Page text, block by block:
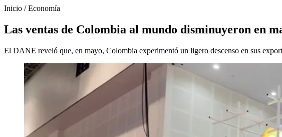
Inicio /Economía
Las ventas de Colombia al mundo disminuyeron en
El DANE reveló que, en mayo, Colombia experimentó un ligero descenso en sus